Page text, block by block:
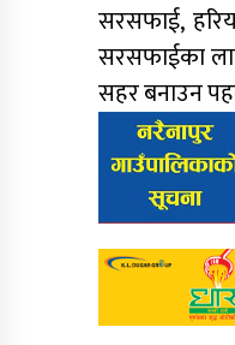
सरसफाई,
सरसफाईका
सहर बनाउन